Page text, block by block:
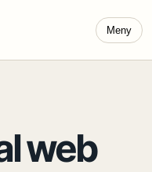
Meny
web